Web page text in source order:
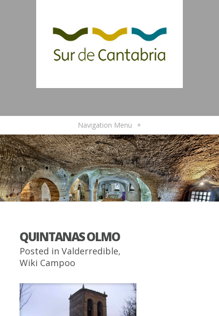
Navigation Menu +
QUINTANAS OLMO
Posted in Valderredible,
Wiki Campoo